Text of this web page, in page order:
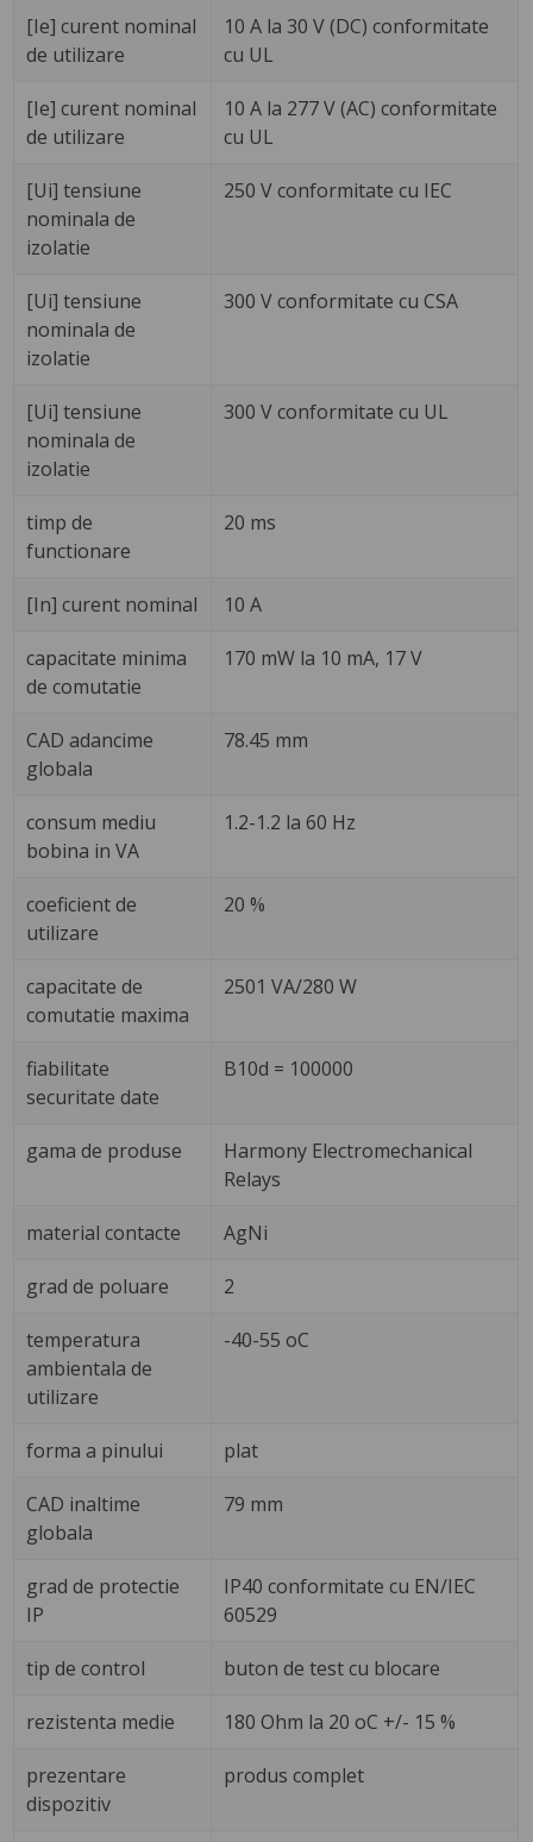
[Ie] curent nominal
de utilizare
10 A la 30 V (DC) conformitate
cu UL
[Ie] curent nominal
de utilizare
10 A la 277 V (AC) conformitate
cu UL
[Ui] tensiune
nominala de
izolatie
250 V conformitate cu IEC
[Ui] tensiune
nominala de
izolatie
300 V conformitate cu CSA
[Ui] tensiune
nominala de
izolatie
300 V conformitate cu UL
timp de
functionare
20 ms
[In] curent nominal 10 A
capacitate minima
de comutatie
170 mW la 10 mA, 17 V
CAD adancime
globala
78.45 mm
consum mediu
bobina in VA
1.2-1.2 la 60 Hz
coeficient de
utilizare
20 %
capacitate de
comutatie maxima
2501 VA/280 W
fiabilitate
securitate date
B10d = 100000
gama de produse
Harmony Electromechanical
Relays
material contacte AgNi
grad de poluare 2
temperatura
ambientala de
utilizare
-40-55 oC
forma a pinului plat
CAD inaltime
globala
79 mm
grad de protectie
IP
IP40 conformitate cu EN/IEC
60529
tip de control buton de test cu blocare
rezistenta medie 180 Ohm la 20 oC +/- 15 %
prezentare
dispozitiv
produs complet